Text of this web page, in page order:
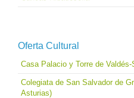
Oferta Cultural
Casa Palacio y Torre de
Colegiata de San Salvador de
Asturias)